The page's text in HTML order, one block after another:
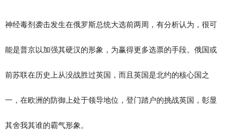
神经毒剂袭击发生在俄罗斯总统大选前两周，有分析认为，很可
能是普京以加强其硬汉的形象，为赢得更多选票的手段。俄国或
前苏联在历史上从没战胜过英国，而且英国是北约的核心国之
一，在欧洲的防御上处于领导地位，登门踏户的挑战英国，彰显
其舍我其谁的霸气形象。